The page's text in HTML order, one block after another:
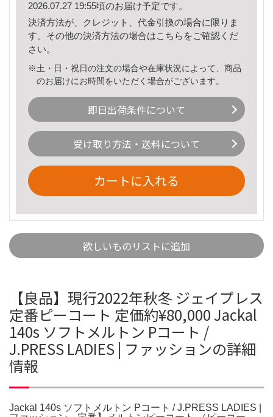
2026.07.27 19:55頃のお届け予定です。
決済方法が、クレジット、代金引換の場合に限りま
す。その他の決済方法の場合はこちら をご確認くだ
さい。
※土・日・祝日の注文の場合や在庫状況によって、商品
のお届けにお時間をいただく場合がございます。
即日出荷条件について
受け取り方法・送料について
カートに入れる
欲しいものリストに追加
【良品】現行2022年秋冬 ジェイプレス
定番ピーコート 定価約¥80,000 Jackal
140s ソフトメルトン Pコート /
J.PRESS LADIES | ファッションの詳細
情報
Jackal 140s ソフトメルトン Pコート / J.PRESS LADIES |